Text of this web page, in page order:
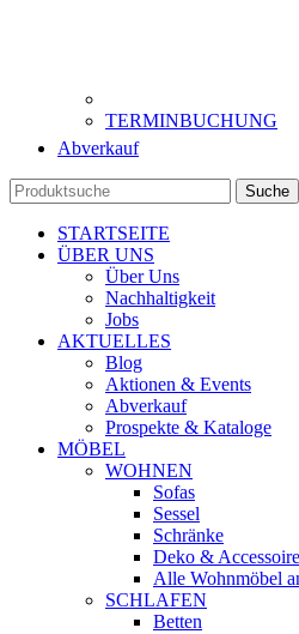
TERMINBUCHUNG
Abverkauf
Suche
STARTSEITE
ÜBER UNS
Über Uns
Nachhaltigkeit
Jobs
AKTUELLES
Blog
Aktionen & Events
Abverkauf
Prospekte & Kataloge
MÖBEL
WOHNEN
Sofas
Sessel
Schränke
Deko &
Alle Wohnmöbel
SCHLAFEN
Betten